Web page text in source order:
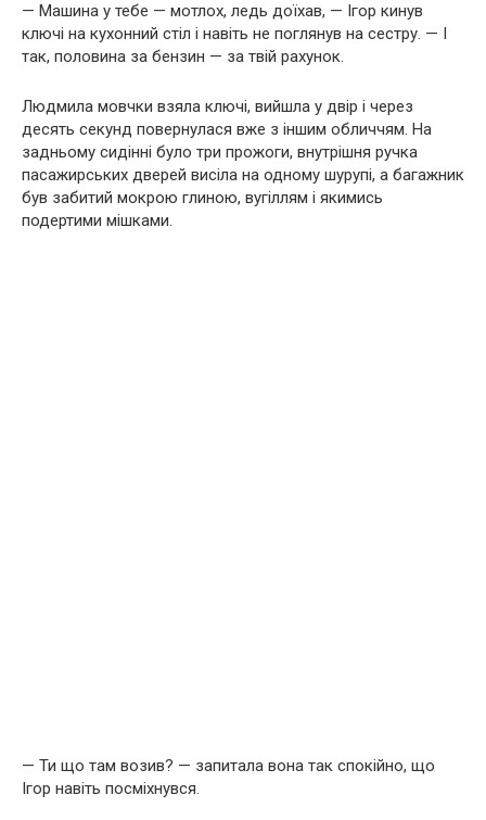
— Машина у тебе — мотлох, ледь доїхав, — Ігор кинув
ключі на кухонний стіл і навіть не поглянув на сестру. — І
так, половина за бензин — за твій рахунок.
Людмила мовчки взяла ключі, вийшла у двір і через
десять секунд повернулася вже з іншим обличчям. На
задньому сидінні було три прожоги, внутрішня ручка
пасажирських дверей висіла на одному шурупі, а багажник
був забитий мокрою глиною, вугіллям і якимись
подертими мішками.
— Ти що там возив? — запитала вона так спокійно, що
Ігор навіть посміхнувся.